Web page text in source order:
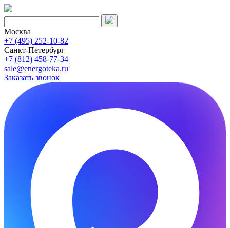
Москва
+7 (495) 252-10-82
Санкт-Петербург
+7 (812) 458-77-34
sale@energoteka.ru
Заказать звонок